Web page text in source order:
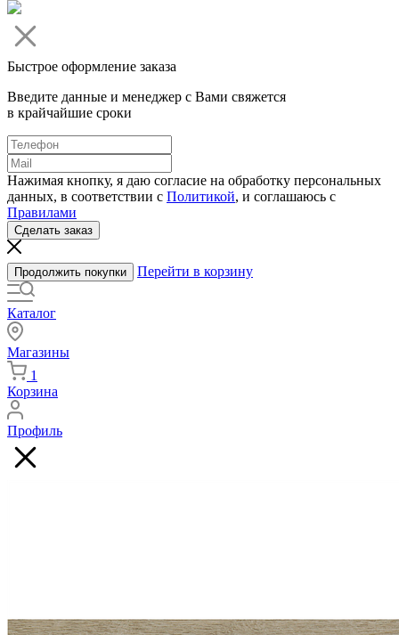
Быстрое оформление заказа
Введите данные и менеджер с Вами свяжется
в крайчайшие сроки
Нажимая кнопку, я даю согласие на обработку персональных
данных, в соответствии с Политикой, и соглашаюсь с
Правилами
Сделать заказ
Продолжить покупки Перейти в корзину
Каталог
Магазины
1
Корзина
Профиль